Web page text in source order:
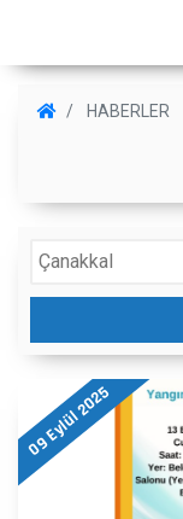
HABERLER
09 Eylül 2025